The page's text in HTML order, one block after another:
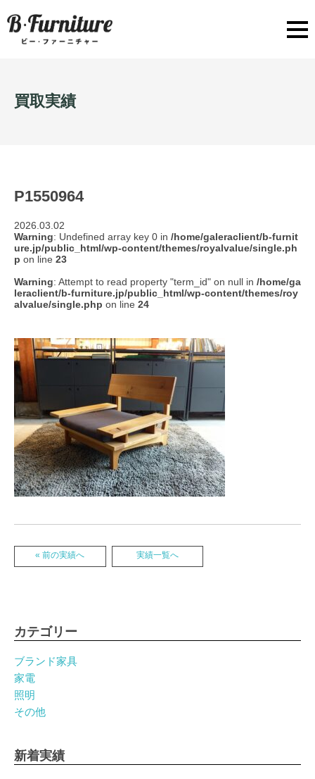
買取実績
P1550964
2026.03.02
Warning: Undefined array key 0 in /home/galeraclient/b-furnit
ure.jp/public_html/wp-content/themes/royalvalue/single.ph
p on line 23
Warning: Attempt to read property "term_id" on null in /home/ga
leraclient/b-furniture.jp/public_html/wp-content/themes/roy
alvalue/single.php on line 24
実績一覧へ
« 前の実績へ
カテゴリー
ブランド家具
家電
照明
その他
新着実績